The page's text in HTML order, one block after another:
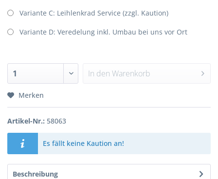
Variante C: Leihlenkrad Service (zzgl. Kaution)
Variante D: Veredelung inkl. Umbau bei uns vor Ort
In den Warenkorb
Merken
Artikel-Nr.: 58063
Es fällt keine Kaution an!
Beschreibung